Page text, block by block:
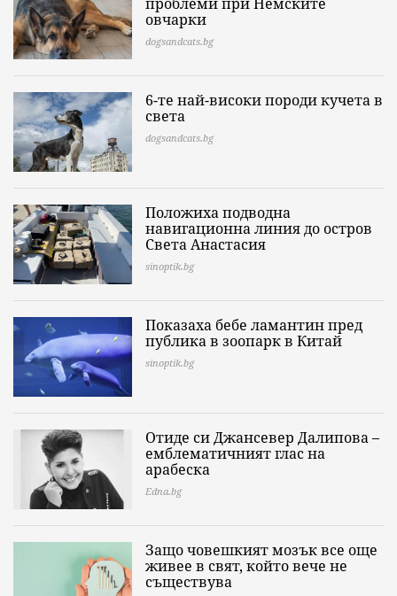
овчарки
dogsandcats.bg
6-те най-високи породи кучета в
света
dogsandcats.bg
Положиха подводна
навигационна линия до остров
Света Анастасия
sinoptik.bg
Показаха бебе ламантин пред
публика в зоопарк в Китай
sinoptik.bg
Отиде си Джансевер Далипова –
емблематичният глас на
арабеска
Edna.bg
Защо човешкият мозък все още
живее в свят, който вече не
съществува